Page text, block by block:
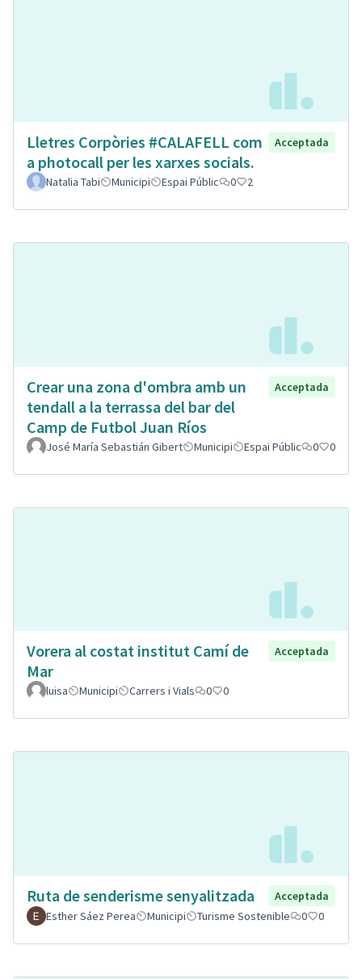
Lletres Corpòries #CALAFELL com
a photocall per les xarxes socials.
Acceptada
Natalia Tabi Municipi Espai Públic 0 2
Crear una zona d'ombra amb un
tendall a la terrassa del bar del
Camp de Futbol Juan Ríos
Acceptada
José María Sebastián Gibert Municipi Espai Públic 0 0
Vorera al costat institut Camí de
Mar
Acceptada
luisa Municipi Carrers i Vials 0 0
Ruta de senderisme senyalitzada
Acceptada
Esther Sáez Perea
Municipi Turisme Sostenible 0 0